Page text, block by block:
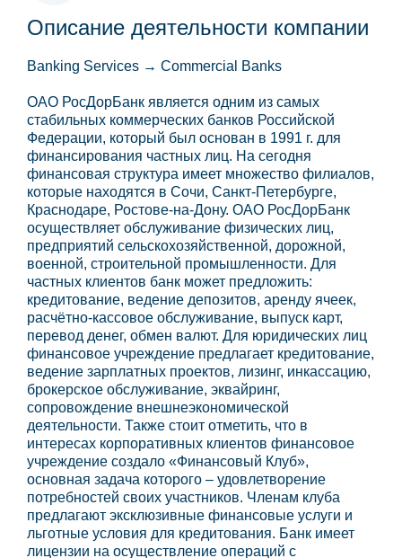
Описание деятельности компании
Banking Services → Commercial Banks
ОАО РосДорБанк является одним из самых
стабильных коммерческих банков Российской
Федерации, который был основан в 1991 г. для
финансирования частных лиц. На сегодня
финансовая структура имеет множество филиалов,
которые находятся в Сочи, Санкт-Петербурге,
Краснодаре, Ростове-на-Дону. ОАО РосДорБанк
осуществляет обслуживание физических лиц,
предприятий сельскохозяйственной, дорожной,
военной, строительной промышленности. Для
частных клиентов банк может предложить:
кредитование, ведение депозитов, аренду ячеек,
расчётно-кассовое обслуживание, выпуск карт,
перевод денег, обмен валют. Для юридических лиц
финансовое учреждение предлагает кредитование,
ведение зарплатных проектов, лизинг, инкассацию,
брокерское обслуживание, эквайринг,
сопровождение внешнеэкономической
деятельности. Также стоит отметить, что в
интересах корпоративных клиентов финансовое
учреждение создало «Финансовый Клуб»,
основная задача которого – удовлетворение
потребностей своих участников. Членам клуба
предлагают эксклюзивные финансовые услуги и
льготные условия для кредитования. Банк имеет
лицензии на осуществление операций с